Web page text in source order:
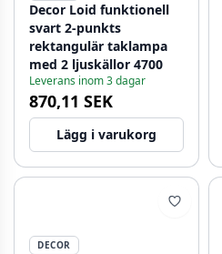
Decor Loid funktionell
svart 2-punkts
rektangulär taklampa
med 2 ljuskällor 4700
Leverans inom 3 dagar
870,11 SEK
Lägg i varukorg
DECOR